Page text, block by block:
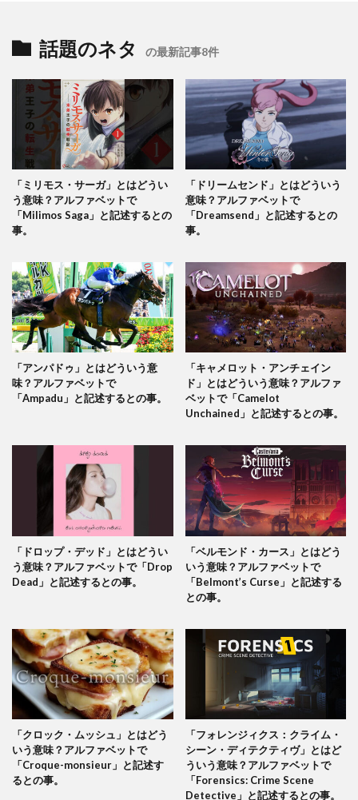
話題のネタ の最新記事8件
「ミリモス・サーガ」とはどうい
う意味？アルファベットで
「Milimos Saga」と記述するとの
事。
「ドリームセンド」とはどういう
意味？アルファベットで
「Dreamsend」と記述するとの
事。
「アンパドゥ」とはどういう意
味？アルファベットで
「Ampadu」と記述するとの事。
「キャメロット・アンチェイン
ド」とはどういう意味？アルファ
ベットで「Camelot
Unchained」と記述するとの事。
「ドロップ・デッド」とはどうい
う意味？アルファベットで「Drop
Dead」と記述するとの事。
「ベルモンド・カース」とはどう
いう意味？アルファベットで
「Belmont’s Curse」と記述する
との事。
「クロック・ムッシュ」とはどう
いう意味？アルファベットで
「Croque-monsieur」と記述す
るとの事。
「フォレンジィクス：クライム・
シーン・ディテクティヴ」とはど
ういう意味？アルファベットで
「Forensics: Crime Scene
Detective」と記述するとの事。